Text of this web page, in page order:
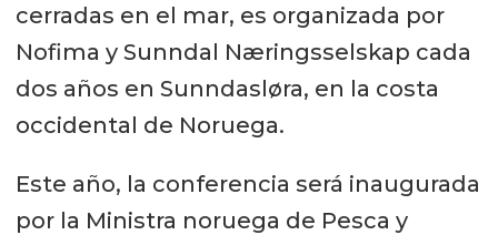
cerradas en el mar, es organizada por
Nofima y Sunndal Næringsselskap cada
dos años en Sunndasløra, en la costa
occidental de Noruega.
Este año, la conferencia será inaugurada
por la Ministra noruega de Pesca y